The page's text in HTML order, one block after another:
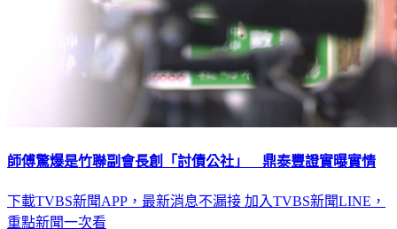
師傅驚爆是竹聯副會長創「討債公社」 鼎泰豐證實曝實情
下載TVBS新聞APP，最新消息不漏接 加入TVBS新聞LINE，
重點新聞一次看